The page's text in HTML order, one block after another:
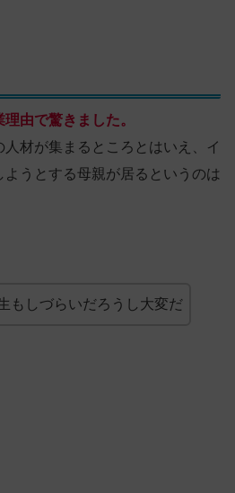
由で驚きました。
材が集まるところとはいえ、イ
うとする母親が居るというのは
もしづらいだろうし大変だ